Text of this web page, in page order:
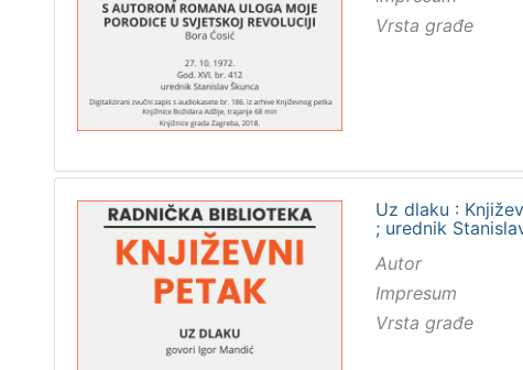
Vrsta građe
Uz dlaku :
; urednik
Autor
Impresum
Vrsta građe